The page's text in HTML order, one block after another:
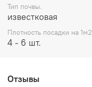
Тип почвы.
известковая
Плотность посадки на 1м2
4 - 6 шт.
Отзывы